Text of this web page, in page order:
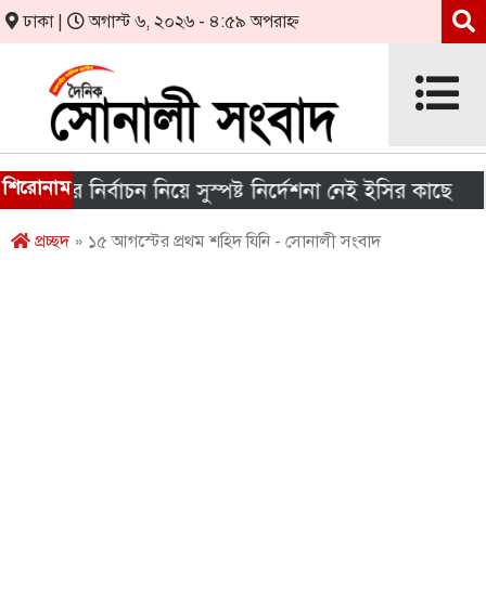
ঢাকা | অগাস্ট ৬, ২০২৬ - ৪:৫৯ অপরাহ্ন
শিরোনাম
নির্বাচন নিয়ে সুস্পষ্ট নির্দেশনা নেই ইসির কাছে
প্রচ্ছদ» ১৫ আগস্টের প্রথম শহিদ যিনি - সোনালী সংবাদ